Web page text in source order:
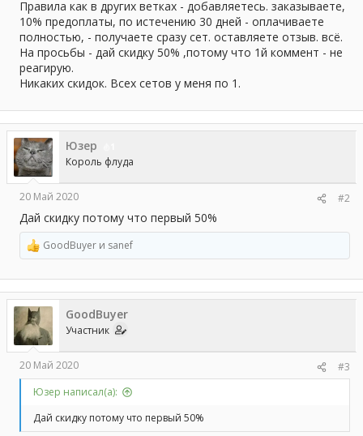
Правила как в других ветках - добавляетесь. заказываете,
10% предоплаты, по истечению 30 дней - оплачиваете
полностью, - получаете сразу сет. оставляете отзыв. всё.
На просьбы - дай скидку 50% ,потому что 1й коммент - не
реагирую.
Никаких скидок. Всех сетов у меня по 1.
Юзер
Король флуда
20 Май 2020 #2
Дай скидку потому что первый 50%
Р
е
а
к
ц
и
и
:
GoodBuyer и sanef
GoodBuyer
Участник
20 Май 2020
#3
Юзер написал(а):
Дай скидку потому что первый 50%